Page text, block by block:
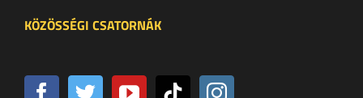
KÖZÖSSÉGI CSATORNÁK